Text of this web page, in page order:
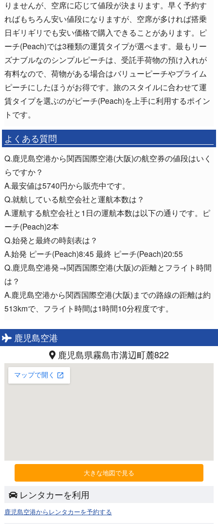
りませんが、空席に応じて値段が決まります。早く予約す
ればもちろん安い値段になりますが、空席が多ければ搭乗
日ギリギリでも安い価格で購入できることがあります。ピ
ーチ(Peach)では3種類の運賃タイプが選べます。最もリー
ズナブルなのシンプルピーチは、受託手荷物の預け入れが
有料なので、荷物がある場合はバリューピーチやプライム
ピーチにしたほうがお得です。旅のスタイルに合わせて運
賃タイプを選ぶのがピーチ(Peach)を上手に利用するポイン
トです。
よくある質問
Q.鹿児島空港から関西国際空港(大阪)の航空券の値段はいく
らですか？
A.最安値は5740円から販売中です。
Q.就航している航空会社と運航本数は？
A.運航する航空会社と1日の運航本数は以下の通りです。ピ
ーチ(Peach)2本
Q.始発と最終の時刻表は？
A.始発 ピーチ(Peach)8:45 最終 ピーチ(Peach)20:55
Q.鹿児島空港発→関西国際空港(大阪)の距離とフライト時間
は？
A.鹿児島空港から関西国際空港(大阪)までの路線の距離は約
513kmで、フライト時間は1時間10分程度です。
鹿児島空港
鹿児島県霧島市溝辺町麓822
大きな地図で見る
レンタカーを利用
鹿児島空港からレンタカーを予約する